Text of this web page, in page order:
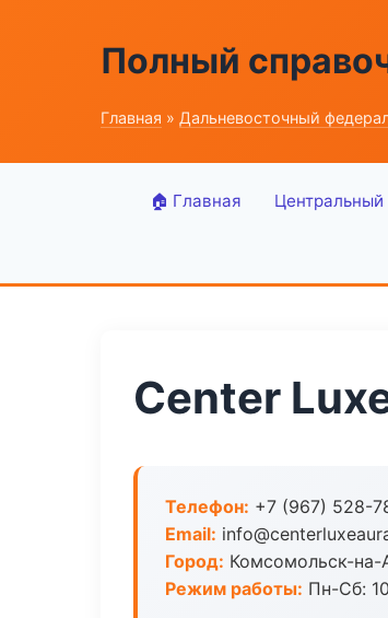
Полный
Главная » Дальневосточный
🏠 Главная
Center
Телефон: +7 (967) 528-
Email:
Город: Комсомольск-
Режим работы: Пн-Сб: